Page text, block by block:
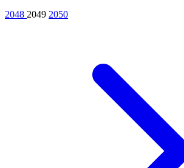
2048 2049 2050